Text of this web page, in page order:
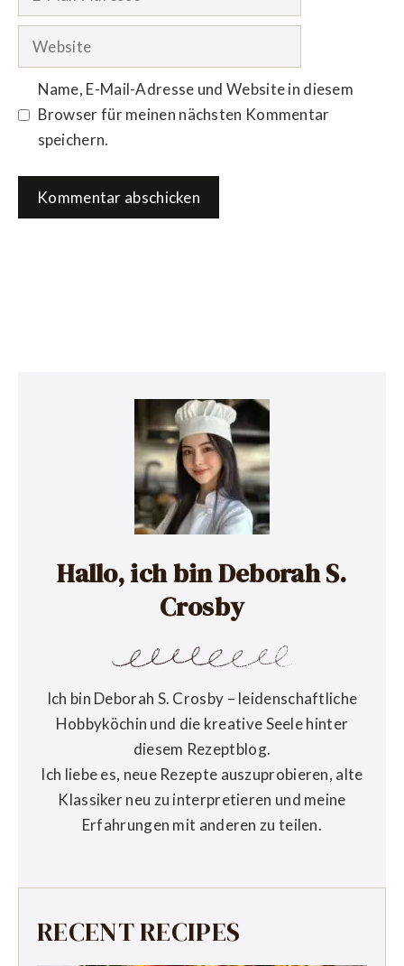
Website
Name, E-Mail-Adresse und Website in diesem
Browser für meinen nächsten Kommentar
speichern.
Hallo, ich bin Deborah S.
Crosby
Ich bin Deborah S. Crosby – leidenschaftliche
Hobbyköchin und die kreative Seele hinter
diesem Rezeptblog.
Ich liebe es, neue Rezepte auszuprobieren, alte
Klassiker neu zu interpretieren und meine
Erfahrungen mit anderen zu teilen.
RECENT RECIPES